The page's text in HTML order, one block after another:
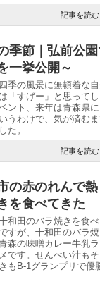
記事を読む
季節｜弘前公
一挙公開～
季の風景に無頓着な
「すげー」と思って
ント、来年は青森県
うわけで、気が済む
た。
記事を読む
の赤のれんで
を食べてきた
和田のバラ焼きを食
すが、十和田のバラ
森の味噌カレー牛乳
です。せんべい汁も
もB-1グランプリで優